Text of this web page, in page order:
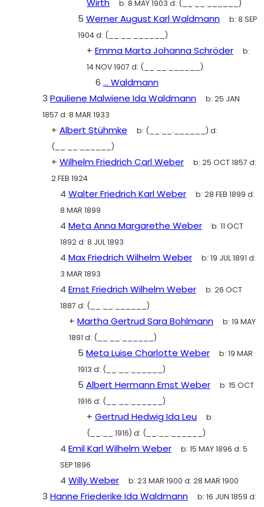
Wirth b: 8 MAY 1903 d: (__.__.______)
5 Werner August Karl Waldmann b: 8 SEP
1904d: (__.__.______)
+ Emma Marta Johanna Schröder
b:
14 NOV 1907 d: (__.__.______)
6 ... Waldmann
3 Pauliene Malwiene Ida Waldmann b: 25 JAN
1857 d: 8 MAR 1933
+ Albert Stühmke b: (__.__.______) d:
(__.__.______)
+ Wilhelm Friedrich Carl Weber b: 25 OCT 1857 d:
2 FEB 1924
4 Walter Friedrich Karl Weber b: 28 FEB 1899 d:
8 MAR 1899
4 Meta Anna Margarethe Weber b: 11 OCT
1892d: 8 JUL 1893
4 Max Friedrich Wilhelm Weber b: 19 JUL 1891 d:
3 MAR 1893
4 Ernst Friedrich Wilhelm Weber b: 26 OCT
1887 d: (__.__.______)
+ Martha Gertrud Sara Bohlmann b: 19 MAY
1891 d: (__.__.______)
5 Meta Luise Charlotte Weber b: 19 MAR
1913 d: (__.__.______)
5 Albert Hermann Ernst Weber b: 15 OCT
1916 d: (__.__.______)
+ Gertrud Hedwig Ida Leu
b:
(__.__.1916) d: (__.__.______)
4 Emil Karl Wilhelm Weber b: 15 MAY 1896 d: 5
SEP 1896
4 Willy Weber b: 23 MAR 1900 d: 28 MAR 1900
3 Hanne Friederike Ida Waldmann b: 16 JUN 1859 d: